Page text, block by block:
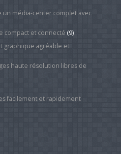
un média-center complet avec
compact et connecté (9)
graphique agréable et
haute résolution libres de
facilement et rapidement